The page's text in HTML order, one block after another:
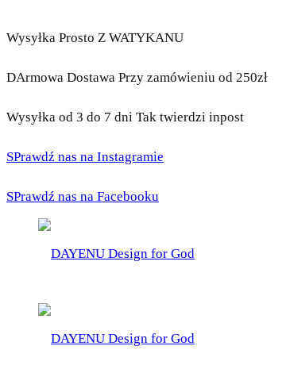
Wysyłka Prosto Z WATYKANU
DArmowa Dostawa Przy zamówieniu od 250zł
Wysyłka od 3 do 7 dni Tak twierdzi inpost
SPrawdź nas na Instagramie
SPrawdź nas na Facebooku